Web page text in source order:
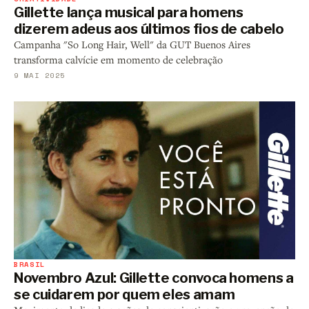
Gillette lança musical para homens
dizerem adeus aos últimos fios de cabelo
Campanha "So Long Hair, Well" da GUT Buenos Aires
transforma calvície em momento de celebração
9 MAI 2025
BRASIL
Novembro Azul: Gillette convoca homens a
se cuidarem por quem eles amam